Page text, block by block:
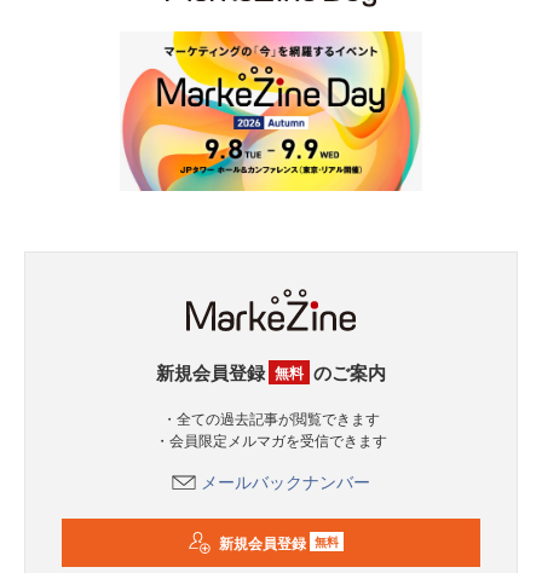
新規会員登録 無料 のご案内
・全ての過去記事が閲覧できます
・会員限定メルマガを受信できます
メールバックナンバー
新規会員登録 無料